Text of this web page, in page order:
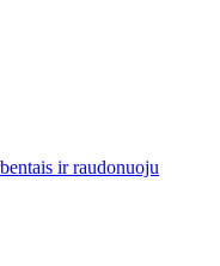
ir raudonuoju